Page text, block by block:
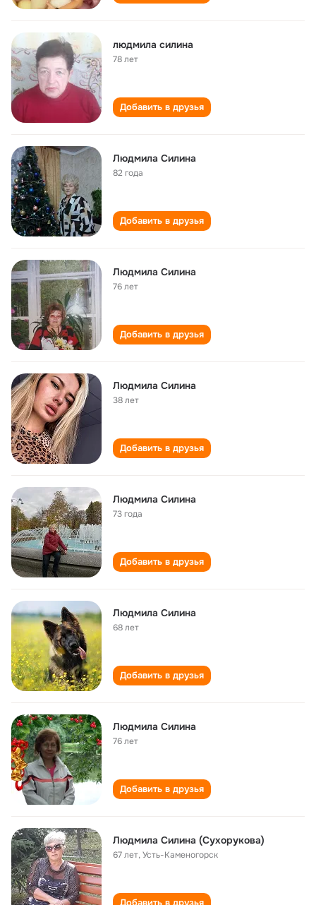
людмила силина
78 лет
Добавить в друзья
Людмила Силина
82 года
Добавить в друзья
Людмила Силина
76 лет
Добавить в друзья
Людмила Силина
38 лет
Добавить в друзья
Людмила Силина
73 года
Добавить в друзья
Людмила Силина
68 лет
Добавить в друзья
Людмила Силина
76 лет
Добавить в друзья
Людмила Силина (Сухорукова)
67 лет,Усть-Каменогорск
Добавить в друзья